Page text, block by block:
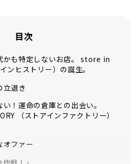
「THE APARTMENT STORE」に潜
した。お話もたっぷりとお聞きして
IN FACTORYの過去の記事はこち
APARTMENT STOREがあるの
点付近です...
目次
かも特定しないお店。 store in
ヒストリー）の誕生。
立退き
！運命の倉庫との出会い。
（ストアインファクトリー）
オファー